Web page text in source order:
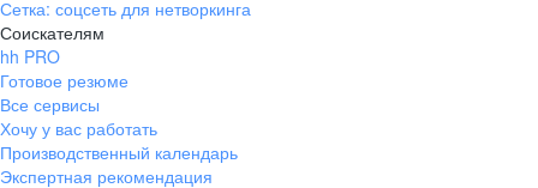
Сетка: соцсеть для нетворкинга
Соискателям
hh PRO
Готовое резюме
Все сервисы
Хочу у вас работать
Производственный календарь
Экспертная рекомендация